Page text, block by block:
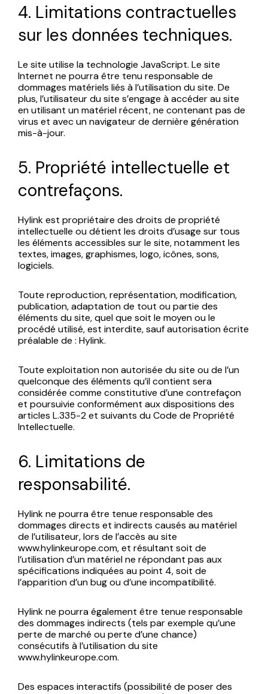
4. Limitations contractuelles
sur les données techniques.
Le site utilise la technologie JavaScript. Le site
Internet ne pourra être tenu responsable de
dommages matériels liés à l’utilisation du site. De
plus, l’utilisateur du site s’engage à accéder au site
en utilisant un matériel récent, ne contenant pas de
virus et avec un navigateur de dernière génération
mis-à-jour.
5. Propriété intellectuelle et
contrefaçons.
Hylink est propriétaire des droits de propriété
intellectuelle ou détient les droits d’usage sur tous
les éléments accessibles sur le site, notamment les
textes, images, graphismes, logo, icônes, sons,
logiciels.
Toute reproduction, représentation, modification,
publication, adaptation de tout ou partie des
éléments du site, quel que soit le moyen ou le
procédé utilisé, est interdite, sauf autorisation écrite
préalable de : Hylink.
Toute exploitation non autorisée du site ou de l’un
quelconque des éléments qu’il contient sera
considérée comme constitutive d’une contrefaçon
et poursuivie conformément aux dispositions des
articles L.335-2 et suivants du Code de Propriété
Intellectuelle.
6. Limitations de
responsabilité.
Hylink ne pourra être tenue responsable des
dommages directs et indirects causés au matériel
de l’utilisateur, lors de l’accès au site
www.hylinkeurope.com, et résultant soit de
l’utilisation d’un matériel ne répondant pas aux
spécifications indiquées au point 4, soit de
l’apparition d’un bug ou d’une incompatibilité.
Hylink ne pourra également être tenue responsable
des dommages indirects (tels par exemple qu’une
perte de marché ou perte d’une chance)
consécutifs à l’utilisation du site
www.hylinkeurope.com.
Des espaces interactifs (possibilité de poser des